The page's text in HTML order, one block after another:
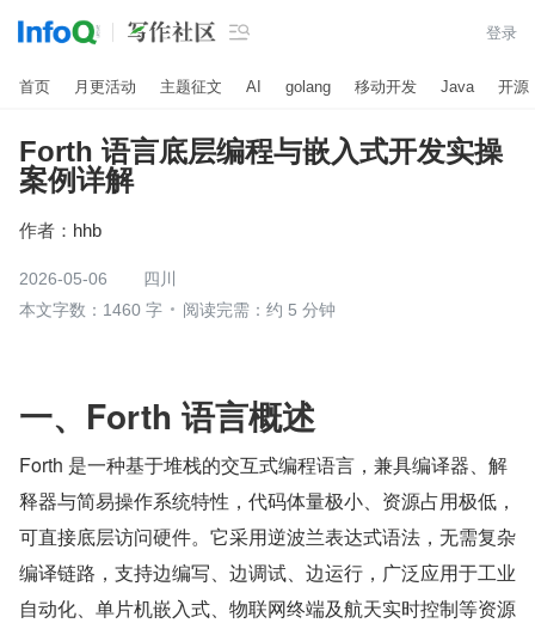
 登录
首页 月更活动 主题征文 AI golang 移动开发 Java 开源
Forth 语言底层编程与嵌入式开发实操
案例详解
作者： hhb
2026-05-06
四川
本文字数：1460 字
阅读完需：约 5 分钟
一、Forth 语言概述
Forth 是一种基于堆栈的交互式编程语言，兼具编译器、解
释器与简易操作系统特性，代码体量极小、资源占用极低，
可直接底层访问硬件。它采用逆波兰表达式语法，无需复杂
编译链路，支持边编写、边调试、边运行，广泛应用于工业
自动化、单片机嵌入式、物联网终端及航天实时控制等资源